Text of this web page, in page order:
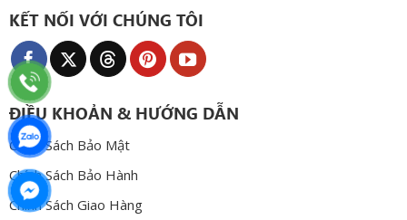
KẾT NỐI VỚI CHÚNG TÔI
ĐIỀU KHOẢN & HƯỚNG DẪN
Chính Sách Bảo Mật
Chính Sách Bảo Hành
Chính Sách Giao Hàng